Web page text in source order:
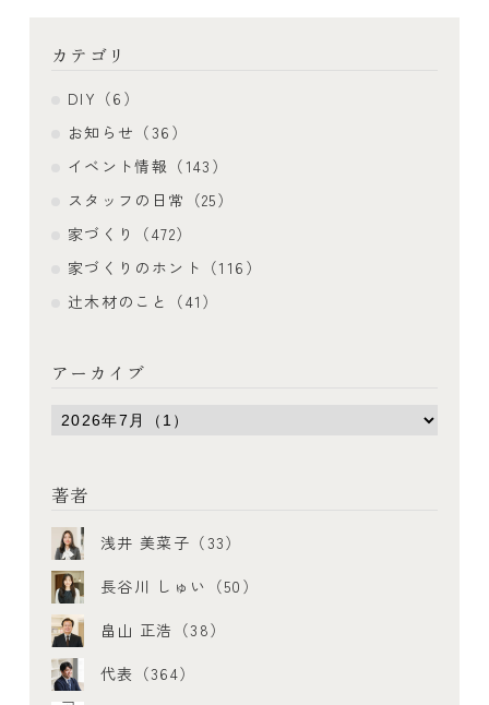
カテゴリ
DIY（6）
お知らせ（36）
イベント情報（143）
スタッフの日常（25）
家づくり（472）
家づくりのホント（116）
辻木材のこと（41）
アーカイブ
著者
浅井 美菜子（33）
長谷川 しゅい（50）
畠山 正浩（38）
代表（364）